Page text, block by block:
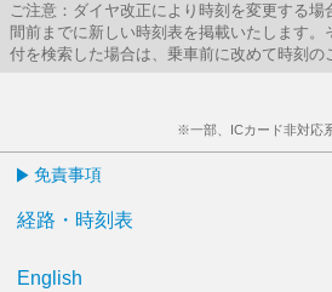
ご注意：ダイヤ改正により時刻を変更する場
間前までに新しい時刻表を掲載いたします。
付を検索した場合は、乗車前に改めて時刻の
※一部、ICカード非対応
免責事項
経路・時刻表
English